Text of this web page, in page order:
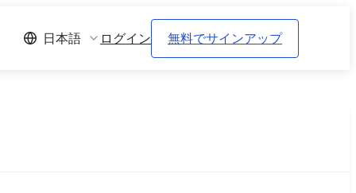
日本語 ログイン 無料でサインアップ